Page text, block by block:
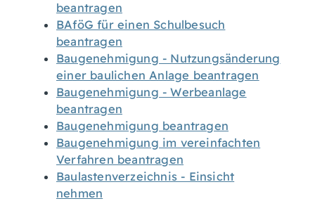
beantragen
BAföG für einen Schulbesuch
beantragen
Baugenehmigung - Nutzungsänderung
einer baulichen Anlage beantragen
Baugenehmigung - Werbeanlage
beantragen
Baugenehmigung beantragen
Baugenehmigung im vereinfachten
Verfahren beantragen
Baulastenverzeichnis - Einsicht
nehmen